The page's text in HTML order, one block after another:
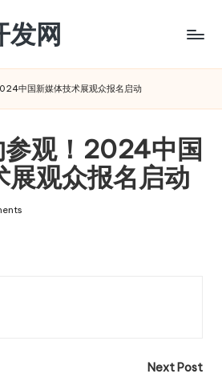
发网
中国新媒体技术展观众报名启动
参观！2024中国
展观众报名启动
Next Post